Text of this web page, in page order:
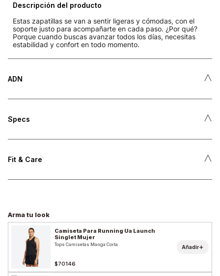
Descripción del producto
Estas zapatillas se van a sentir ligeras y cómodas, con el
soporte justo para acompañarte en cada paso. ¿Por qué?
Porque cuando buscas avanzar todos los días, necesitas
estabilidad y confort en todo momento.
ADN ˄
Specs ˄
Fit & Care ˄
Arma tu look
Camiseta Para Running Ua Launch
Singlet Mujer
Tops Camisetas Manga Corta
$70146
Añadir+